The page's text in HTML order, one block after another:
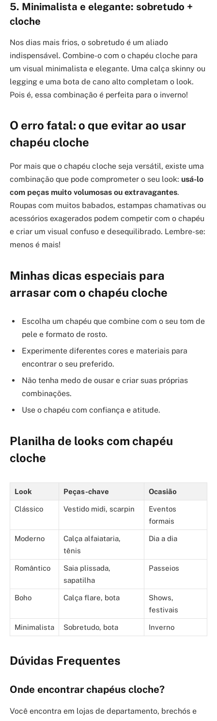
5. Minimalista e elegante: sobretudo +
cloche
Nos dias mais frios, o sobretudo é um aliado
indispensável. Combine-o com o chapéu cloche para
um visual minimalista e elegante. Uma calça skinny ou
legging e uma bota de cano alto completam o look.
Pois é, essa combinação é perfeita para o inverno!
O erro fatal: o que evitar ao usar
chapéu cloche
Por mais que o chapéu cloche seja versátil, existe uma
combinação que pode comprometer o seu look: usá-lo
com peças muito volumosas ou extravagantes.
Roupas com muitos babados, estampas chamativas ou
acessórios exagerados podem competir com o chapéu
e criar um visual confuso e desequilibrado. Lembre-se:
menos é mais!
Minhas dicas especiais para
arrasar com o chapéu cloche
Escolha um chapéu que combine com o seu tom de
pele e formato de rosto.
Experimente diferentes cores e materiais para
encontrar o seu preferido.
Não tenha medo de ousar e criar suas próprias
combinações.
Use o chapéu com confiança e atitude.
Planilha de looks com chapéu
cloche
Look Peças-chave Ocasião
Clássico Vestido midi, scarpin
Eventos
formais
Moderno
Calça alfaiataria,
tênis
Dia a dia
Romântico
Saia plissada,
sapatilha
Passeios
Boho Calça flare, bota
Shows,
festivais
Minimalista Sobretudo, bota Inverno
Dúvidas Frequentes
Onde encontrar chapéus cloche?
Você encontra em lojas de departamento, brechós e